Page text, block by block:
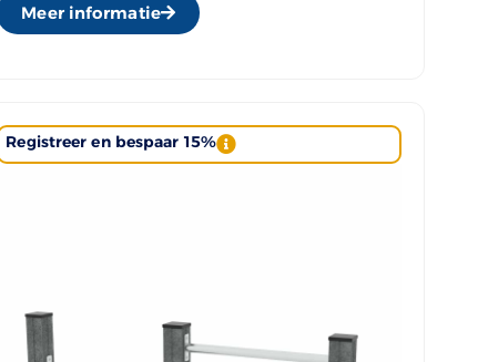
Meer informatie
Registreer en bespaar 15%